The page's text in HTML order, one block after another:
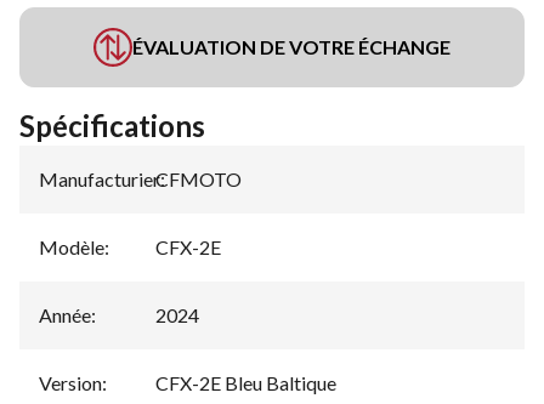
ÉVALUATION DE VOTRE ÉCHANGE
Spécifications
Manufacturier:
CFMOTO
Modèle: CFX-2E
Année: 2024
Version: CFX-2E Bleu Baltique